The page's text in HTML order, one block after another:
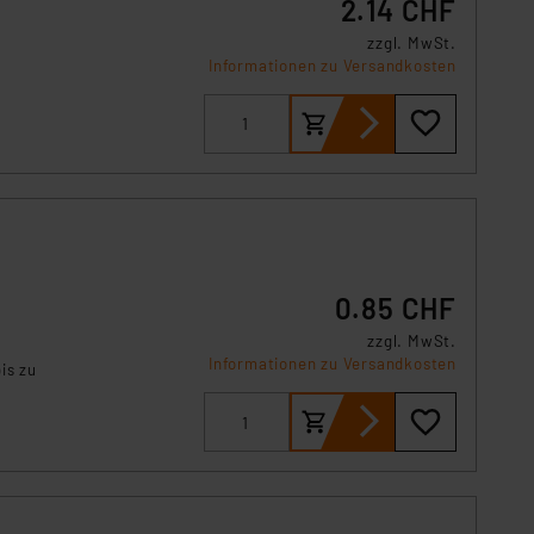
(1) lit. a DSGVO.
Datenschutzerklärung.
Land mit unzureichendem
2.14 CHF
zzgl. MwSt.
Informationen zu Versandkosten
zu
0.85 CHF
zzgl. MwSt.
Informationen zu Versandkosten